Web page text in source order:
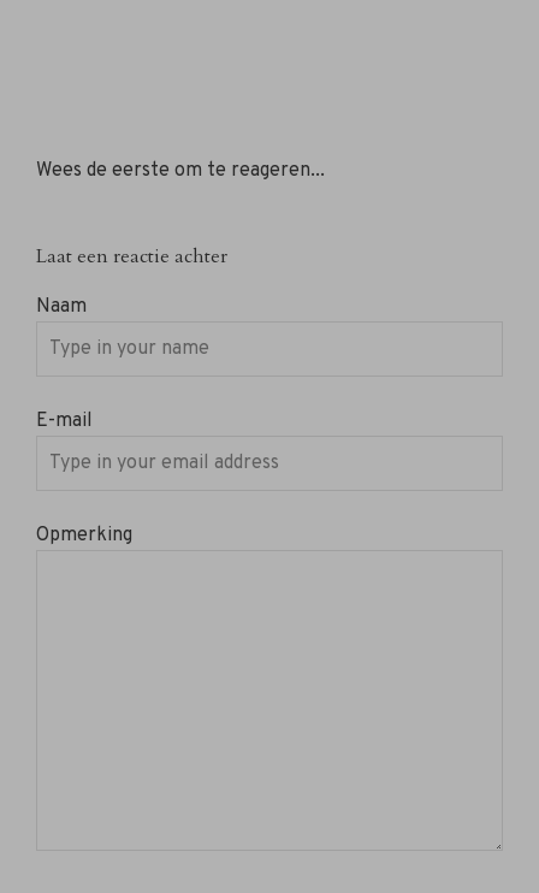
Wees de eerste om te reageren...
Laat een reactie achter
Naam
E-mail
Opmerking